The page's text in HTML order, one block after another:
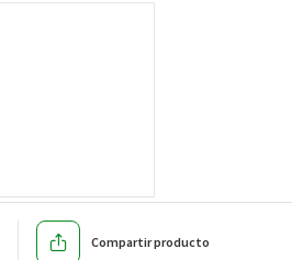
Compartir producto